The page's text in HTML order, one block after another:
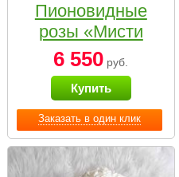
Заказать в один клик
Пионовидные
розы «Мисти
бабблс» в белой
коробке Small
6 550 руб.
Купить